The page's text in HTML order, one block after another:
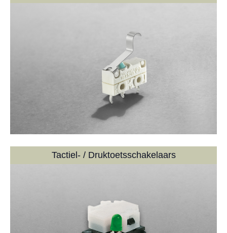
Tactiel- / Druktoetsschakelaars